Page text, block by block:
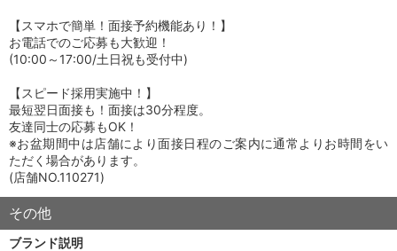
【スマホで簡単！面接予約機能あり！】
お電話でのご応募も大歓迎！
(10:00～17:00/土日祝も受付中)
【スピード採用実施中！】
最短翌日面接も！面接は30分程度。
友達同士の応募もOK！
※お盆期間中は店舗により面接日程のご案内に通常よりお時間をい
ただく場合があります。
(店舗NO.110271)
その他
ブランド説明